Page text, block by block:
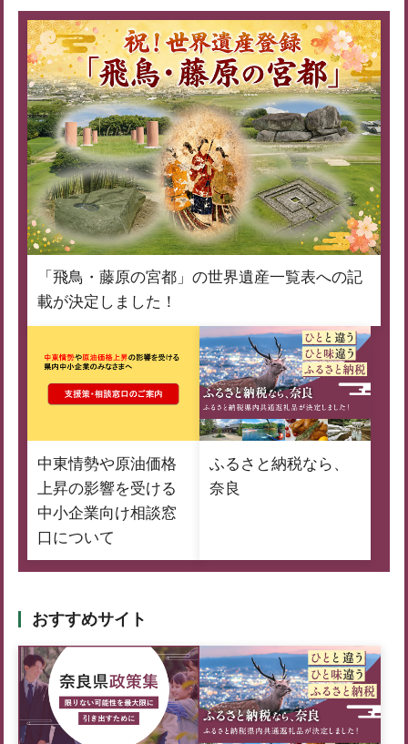
「飛鳥・藤原の宮都」の世界遺産一覧表への記
載が決定しました！
中東情勢や原油価格
上昇の影響を受ける
中小企業向け相談窓
口について
ふるさと納税なら、
奈良
おすすめサイト